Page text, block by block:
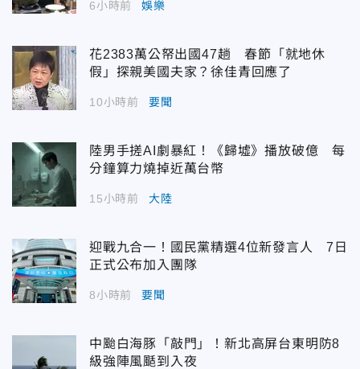
6小時前 娛樂
花2383萬公帑出國47趟 春節「就地休
假」探親美國夫家？徐佳青回應了
10小時前 要聞
陸男手搓AI劇暴紅！《歸墟》播放破億 每
分鐘算力燒掉近萬台幣
15小時前 大陸
迎戰九合一！國民黨精選4位新發言人 7日
正式公布加入團隊
8小時前 要聞
中颱白海豚「敲門」！新北高屏台東明防8
級強陣風颳到入夜